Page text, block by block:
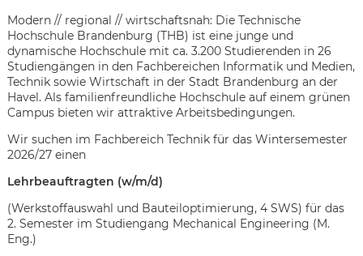
Modern // regional // wirtschaftsnah: Die Technische
Hochschule Brandenburg (THB) ist eine junge und
dynamische Hochschule mit ca. 3.200 Studierenden in 26
Studiengängen in den Fachbereichen Informatik und Medien,
Technik sowie Wirtschaft in der Stadt Brandenburg an der
Havel. Als familienfreundliche Hochschule auf einem grünen
Campus bieten wir attraktive Arbeitsbedingungen.
Wir suchen im Fachbereich Technik für das Wintersemester
2026/27 einen
Lehrbeauftragten (w/m/d)
(Werkstoffauswahl und Bauteiloptimierung, 4 SWS) für das
2. Semester im Studiengang Mechanical Engineering (M.
Eng.)
Karte anzeigen